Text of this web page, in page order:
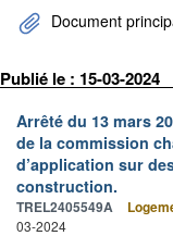
Document
Publié le : 15-03-2024
Arrêté du 13 mars
de la commission
d’application sur
construction.
TREL2405549A
03-2024